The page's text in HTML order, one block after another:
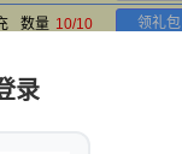
数量 10/10 领礼包
数量
录